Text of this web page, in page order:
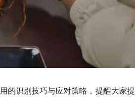
的识别技巧与应对策略，提醒大家